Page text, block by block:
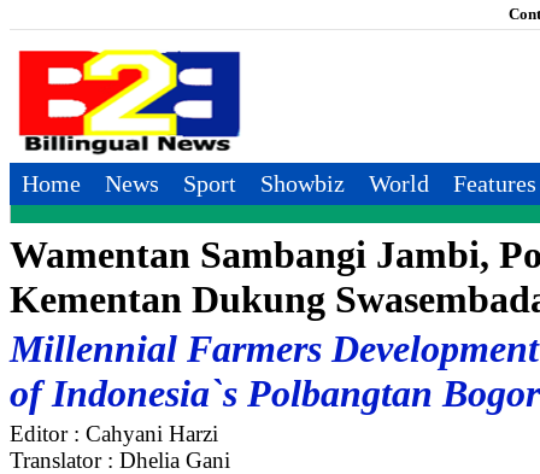
Home News Sport Showbiz World Features
Wamentan Sambangi Jambi,
Kementan Dukung
Millennial Farmers
of Indonesia`s Polbangtan Bogor
Editor : Cahyani Harzi
Translator : Dhelia Gani